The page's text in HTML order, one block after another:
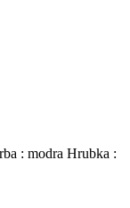
: modra Hrubka :